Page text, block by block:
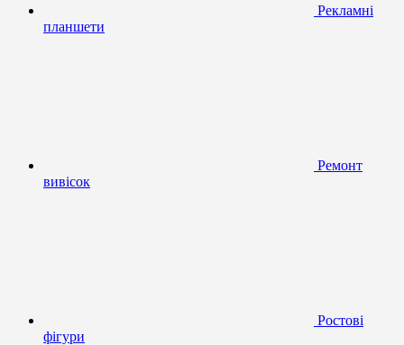
Рекламні
планшети
Ремонт
вивісок
Ростові
фігури